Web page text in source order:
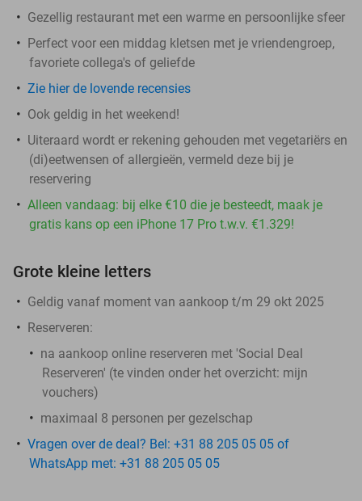
Gezellig restaurant met een warme en persoonlijke sfeer
Perfect voor een middag kletsen met je vriendengroep,
favoriete collega's of geliefde
Zie hier de lovende recensies
Ook geldig in het weekend!
Uiteraard wordt er rekening gehouden met vegetariërs en
(di)eetwensen of allergieën, vermeld deze bij je
reservering
Alleen vandaag: bij elke €10 die je besteedt, maak je
gratis kans op een iPhone 17 Pro t.w.v. €1.329!
Grote kleine letters
Geldig vanaf moment van aankoop t/m 29 okt 2025
Reserveren:
na aankoop online reserveren met 'Social Deal
Reserveren' (te vinden onder het overzicht: mijn
vouchers)
maximaal 8 personen per gezelschap
Vragen over de deal? Bel: +31 88 205 05 05 of
WhatsApp met: +31 88 205 05 05